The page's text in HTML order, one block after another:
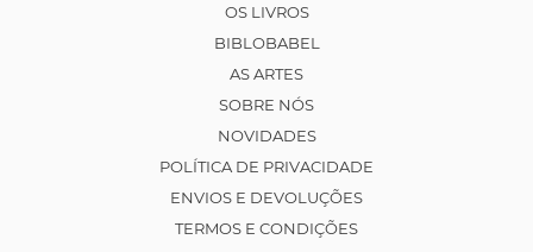
OS LIVROS
BIBLOBABEL
AS ARTES
SOBRE NÓS
NOVIDADES
POLÍTICA DE PRIVACIDADE
ENVIOS E DEVOLUÇÕES
TERMOS E CONDIÇÕES